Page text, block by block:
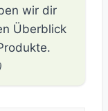
wir dir
Überblick